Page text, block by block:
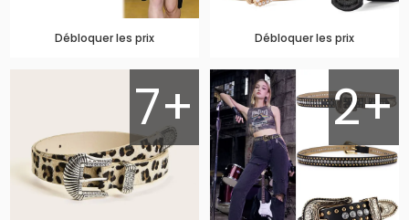
Débloquer les prix Débloquer les prix
7+ 2+